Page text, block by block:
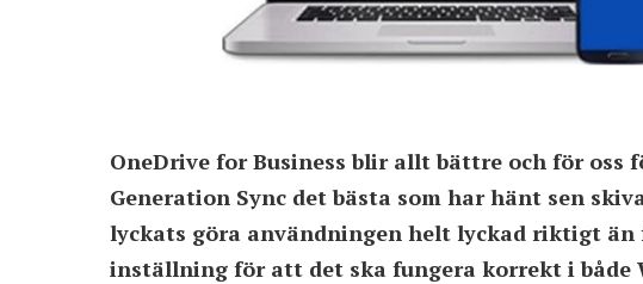
OneDrive for Business blir allt bättre och för oss
Generation Sync det bästa som har hänt sen
lyckats göra användningen helt lyckad riktigt
inställning för att det ska fungera korrekt i både